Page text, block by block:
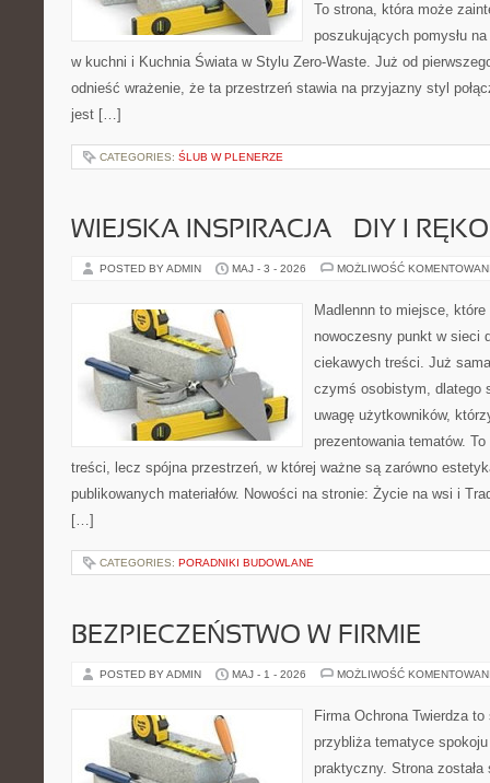
To strona, która może
poszukujących pomysłu
w kuchni i Kuchnia Świata w Stylu Zero-Waste. Już od
odnieść wrażenie, że ta przestrzeń stawia na przyjazny styl
jest […]
CATEGORIES: ŚLUB W PLENERZE
WIEJSKA INSPIRACJA – DIY I
POSTED BY ADMIN MAJ - 3 - 2026 MOŻLIWOŚĆ
Madlennn to miejsce,
nowoczesny punkt w sieci
ciekawych treści. Już
czymś osobistym, dlatego
uwagę użytkowników,
prezentowania tematów.
treści, lecz spójna przestrzeń, w której ważne są zarówno
publikowanych materiałów. Nowości na stronie: Życie na wsi i
[…]
CATEGORIES: PORADNIKI BUDOWLANE
BEZPIECZEŃSTWO W FIRMIE
POSTED BY ADMIN MAJ - 1 - 2026 MOŻLIWOŚĆ
Firma Ochrona Twierdza
przybliża tematyce
praktyczny. Strona